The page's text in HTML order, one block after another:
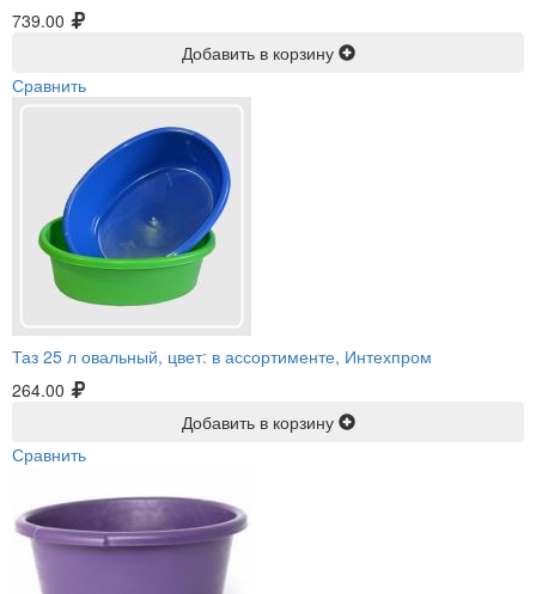
739.00
Добавить в корзину
Сравнить
Таз 25 л овальный, цвет: в ассортименте, Интехпром
264.00
Добавить в корзину
Сравнить